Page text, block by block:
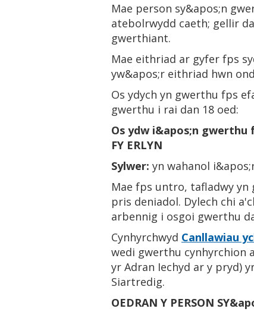
Mae person sy&apos;n
atebolrwydd caeth; gellir
gwerthiant.
Mae eithriad ar gyfer fps
yw&apos;r eithriad hwn
Os ydych yn gwerthu fps
gwerthu i rai dan 18 oed:
Os ydw i&apos;n gwerthu
FY ERLYN
Sylwer: yn wahanol
Mae fps untro, tafladwy yn
pris deniadol. Dylech chi
arbennig i osgoi gwerthu
Cynhyrchwyd Canllawiau
wedi gwerthu cynhyrchion
yr Adran Iechyd ar y pryd)
Siartredig.
OEDRAN Y PERSON